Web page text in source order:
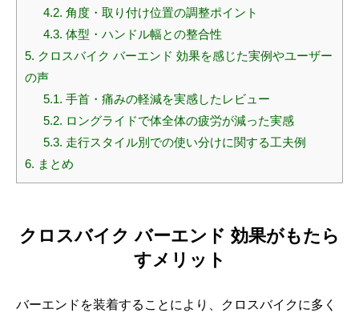
4.2. 角度・取り付け位置の調整ポイント
4.3. 体型・ハンドル幅との整合性
5. クロスバイク バーエンド 効果を感じた実例やユーザー
の声
5.1. 手首・痛みの軽減を実感したレビュー
5.2. ロングライドで体全体の疲労が減った実感
5.3. 走行スタイル別での使い分けに関する工夫例
6. まとめ
クロスバイク バーエンド 効果がもたら
すメリット
バーエンドを装着することにより、クロスバイクに多く